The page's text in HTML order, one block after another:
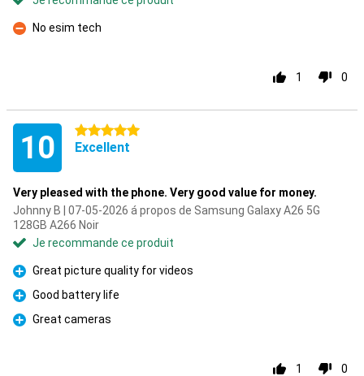
Contre
No esim tech
1 0
10 5 étoiles
Excellent
Very pleased with the phone. Very good value for money.
Johnny B | 07-05-2026 á propos de Samsung Galaxy A26 5G
128GB A266 Noir
Je recommande ce produit
Pour
Great picture quality for videos
Pour
Good battery life
Pour
Great cameras
1 0